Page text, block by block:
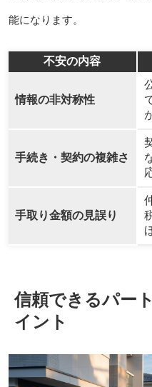
能になります。
不安の内容
情報の非対称性
手続き・契約の複雑さ
手取り金額の見誤り
信頼できるパー
イント